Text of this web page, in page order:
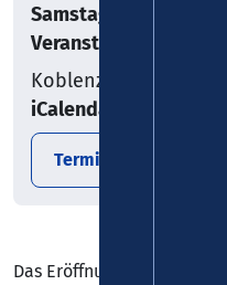
Samstag, 11.07.2026
Veranstaltungsort
Koblenz
iCalendar
Termin exportieren
Das